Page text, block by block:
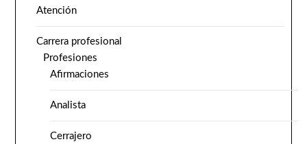
Atención
Carrera profesional
Profesiones
Afirmaciones
Analista
Cerrajero